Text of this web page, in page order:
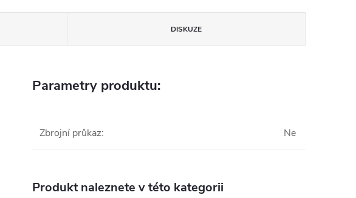
DISKUZE
Parametry produktu:
Zbrojní průkaz: Ne
Produkt naleznete v této kategorii